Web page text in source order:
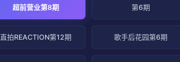
超前营业第8期 第6期
直拍REACTION第12期 歌手后花园第6期